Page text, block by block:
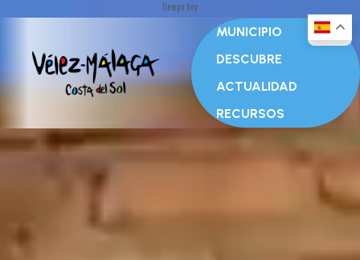
Tiempo hoy
MUNICIPIO
DESCUBRE
ACTUALIDAD
RECURSOS